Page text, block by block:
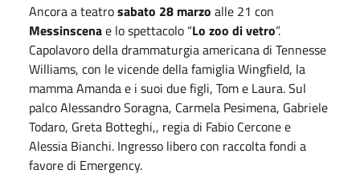
Ancora a teatrosabato 28 marzo alle 21 con
Messinscenae lo spettacolo “Lo zoo di vetro”.
Capolavoro della drammaturgia americana di Tennesse
Williams, con le vicende della famiglia Wingfield, la
mamma Amanda e i suoi due figli, Tom e Laura. Sul
palco Alessandro Soragna, Carmela Pesimena, Gabriele
Todaro, Greta Botteghi,, regia di Fabio Cercone e
Alessia Bianchi. Ingresso libero con raccolta fondi a
favore di Emergency.